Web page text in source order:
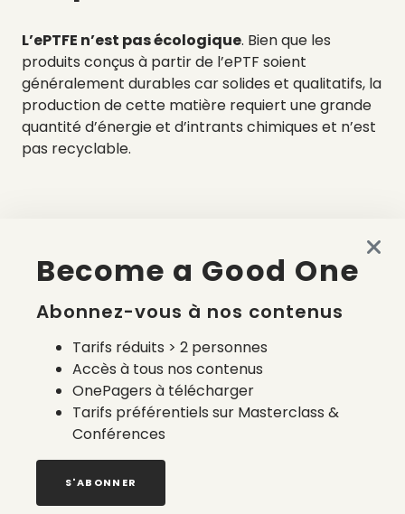
L’ePTFE n’est pas écologique. Bien que les
produits conçus à partir de l’ePTF soient
généralement durables car solides et qualitatifs, la
production de cette matière requiert une grande
quantité d’énergie et d’intrants chimiques et n’est
pas recyclable.
Quelles sont les
alternatives à l’ePTFE
plus respectueuses
de l’environnement?
À ce jour, l’alternative la plus écologique reste
d’acheter des produits de seconde main
effet, aucune matière ne peut remplacer
complètement les propriétés de l’ePTFE.
Become a Good One
Abonnez-vous à nos contenus
Tarifs réduits > 2 personnes
Accès à tous nos contenus
OnePagers à télécharger
Tarifs préférentiels sur Masterclass &
Conférences
S'ABONNER